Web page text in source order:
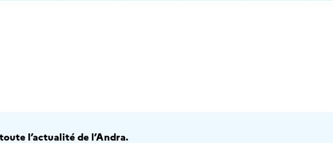
l’actualité de l’Andra.